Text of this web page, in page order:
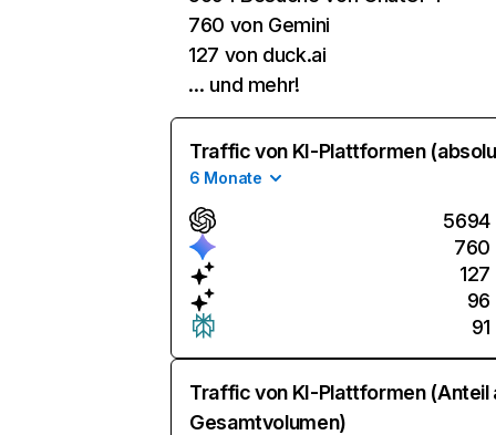
760 von Gemini
127 von duck.ai
… und mehr!
Traffic von KI-Plattformen
6 Monate
5694
760
127
96
91
Traffic von KI-Plattformen (Anteil
Gesamtvolumen)